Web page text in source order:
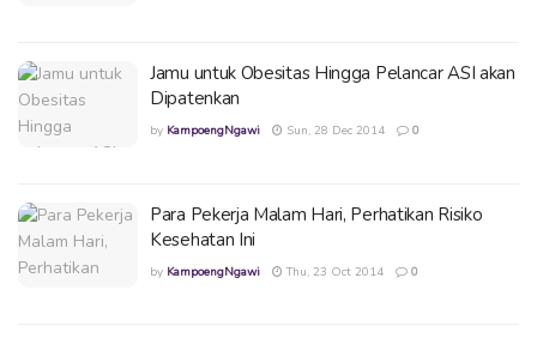
Jamu untuk Obesitas Hingga Pelancar ASI akan
Dipatenkan
by KampoengNgawi Sun, 28 Dec 2014 0
Para Pekerja Malam Hari, Perhatikan Risiko
Kesehatan Ini
by KampoengNgawi Thu, 23 Oct 2014 0